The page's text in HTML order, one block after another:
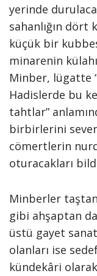
yerinde
sahanlığın dört
küçük bir
minarenin
Minber, lügatte
Hadislerde bu
tahtlar”
birbirlerini
cömertlerin
oturacakları
Minberler
gibi ahşaptan da
üstü gayet
olanları ise
kündekâri